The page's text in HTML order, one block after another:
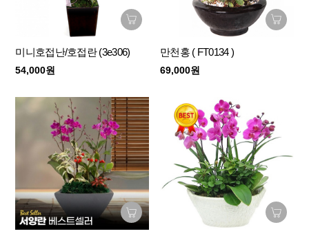
미니호접난/호접란 (3e306)
54,000원
만천홍 ( FT0134 )
69,000원